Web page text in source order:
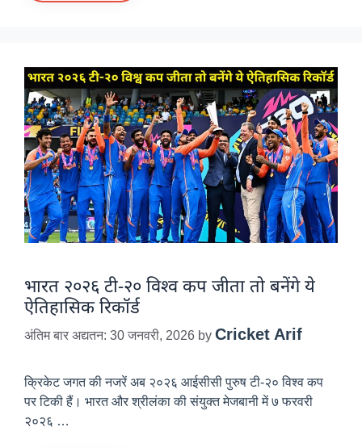
भारत २०२६ टी-२० विश्व कप जीता तो बनेंगे ये
ऐतिहासिक रिकॉर्ड
अंतिम बार अद्यतन: 30 जनवरी, 2026 by Cricket Arif
क्रिकेट जगत की नजरें अब २०२६ आईसीसी पुरुष टी-२० विश्व कप
पर टिकी हैं। भारत और श्रीलंका की संयुक्त मेजबानी में ७ फरवरी
२०२६ …